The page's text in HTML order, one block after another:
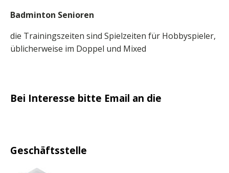
Badminton Senioren
die Trainingszeiten sind Spielzeiten für Hobbyspieler,
üblicherweise im Doppel und Mixed
Bei Interesse bitte Email an die
Geschäftsstelle